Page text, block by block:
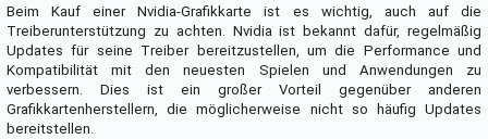
Beim Kauf einer Nvidia-Grafikkarte ist es wichtig, auch auf die
Treiberunterstützung zu achten. Nvidia ist bekannt dafür, regelmäßig
Updates für seine Treiber bereitzustellen, um die Performance und
Kompatibilität mit den neuesten Spielen und Anwendungen zu
verbessern. Dies ist ein großer Vorteil gegenüber anderen
Grafikkartenherstellern, die möglicherweise nicht so häufig Updates
bereitstellen.